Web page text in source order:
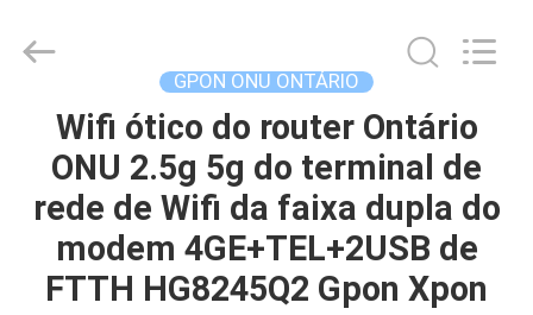
CASA
PRODUTOS
SOBRE
LIMITED.
GPON ONU ONTÁRIO
Wifi ótico do router Ontário
ONU 2.5g 5g do terminal de
rede de Wifi da faixa dupla do
modem 4GE+TEL+2USB de
FTTH HG8245Q2 Gpon Xpon